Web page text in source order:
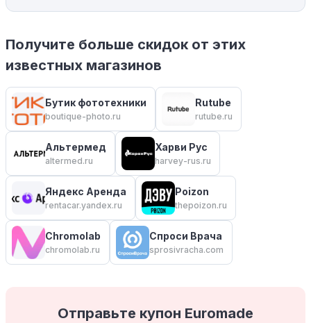
Получите больше скидок от этих
известных магазинов
Бутик фототехники
boutique-photo.ru
Rutube
rutube.ru
Альтермед
altermed.ru
Харви Рус
harvey-rus.ru
Яндекс Аренда
rentacar.yandex.ru
Poizon
thepoizon.ru
Chromolab
chromolab.ru
Спроси Врача
sprosivracha.com
Отправьте купон Euromade